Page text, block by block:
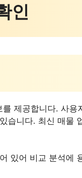
인
제공합니다. 사용
습니다. 최신 매물
있어 비교 분석에